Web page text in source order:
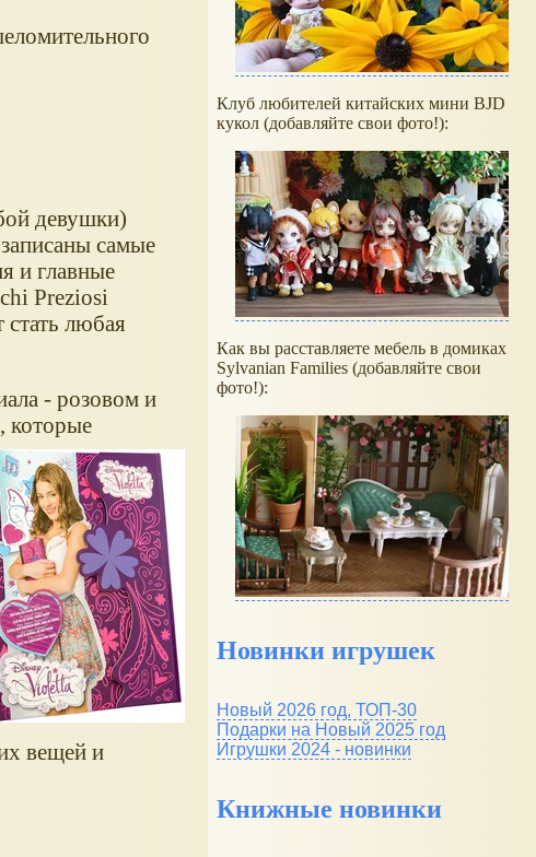
девушки)
самые
и главные
Preziosi
стать любая
- розовом и
которые
вещей и
Клуб любителей китайских мини BJD
кукол (добавляйте свои фото!):
Как вы расставляете мебель в домиках
Sylvanian Families (добавляйте свои
фото!):
Новинки игрушек
Новый 2026 год, ТОП-30
Подарки на Новый 2025 год
Игрушки 2024 - новинки
Книжные новинки